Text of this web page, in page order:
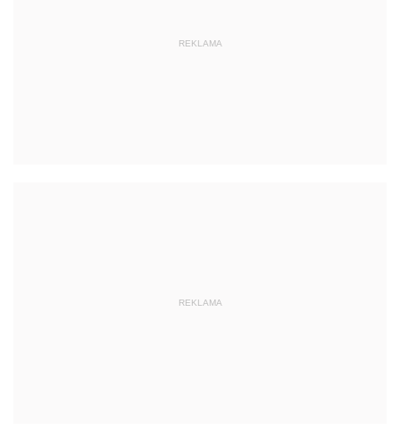
REKLAMA
REKLAMA